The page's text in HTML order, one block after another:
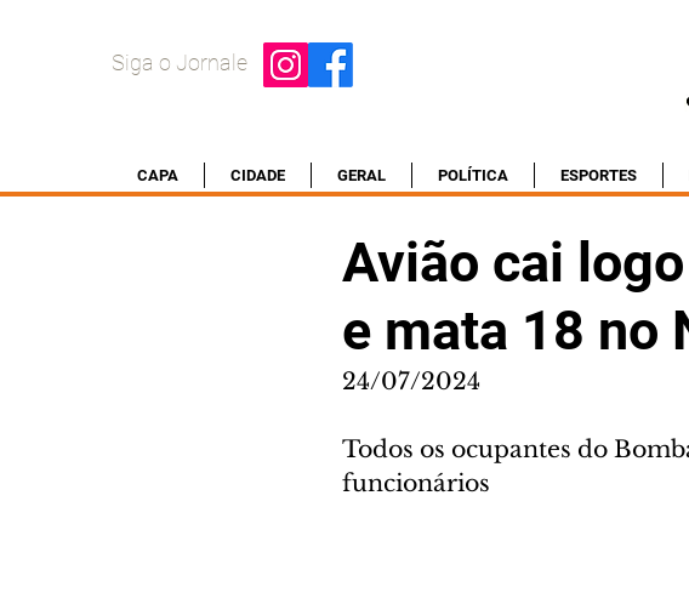
Siga o Jornale
CAPA CIDADE GERAL POLÍTICA ESPORTES
Avião cai
e mata 18 no
24/07/2024
Todos os ocupantes do
funcionários